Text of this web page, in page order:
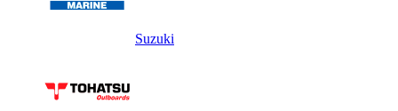
Suzuki